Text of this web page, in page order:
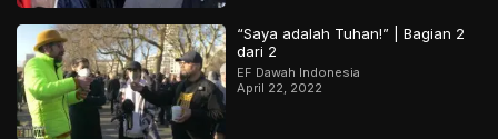
“Saya adalah Tuhan!” | Bagian 2
dari 2
EF Dawah Indonesia
April 22, 2022